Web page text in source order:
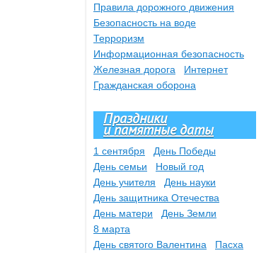
Правила дорожного движения
Безопасность на воде
Терроризм
Информационная безопасность
Железная дорога
Интернет
Гражданская оборона
Праздники
и памятные даты
1 сентября
День Победы
День семьи
Новый год
День учителя
День науки
День защитника Отечества
День матери
День Земли
8 марта
День святого Валентина
Пасха